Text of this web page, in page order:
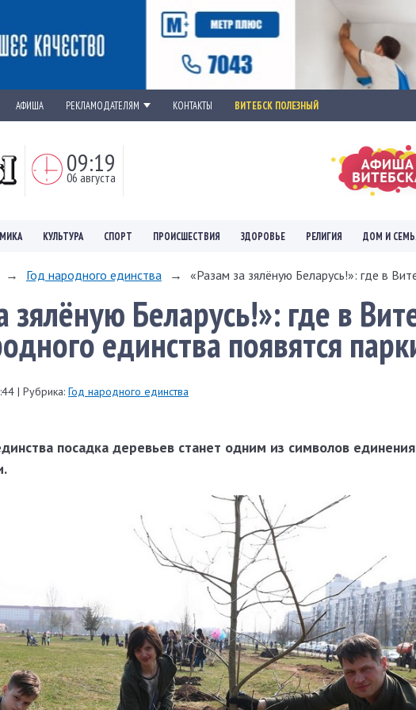
АФИША РЕКЛАМОДАТЕЛЯМ КОНТАКТЫ ВИТЕБСК ПОЛЕЗНЫЙ
09:19
06 августа
КУЛЬТУРА СПОРТ ПРОИСШЕСТВИЯ ЗДОРОВЬЕ РЕЛИГИЯ ДОМ И
→ Год народного единства → «Разам за зялёную Беларусь!»: где в
зялёную Беларусь!»: где в
единства появятся
| Рубрика: Год народного единства
посадка деревьев станет одним из символов